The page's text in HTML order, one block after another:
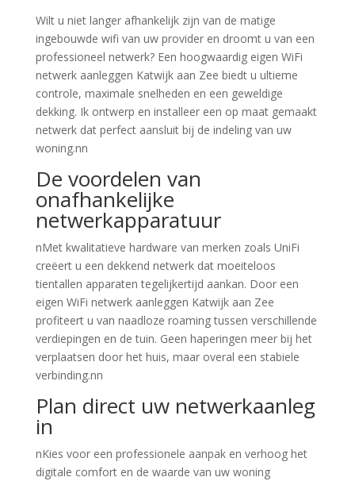
Wilt u niet langer afhankelijk zijn van de matige
ingebouwde wifi van uw provider en droomt u van een
professioneel netwerk? Een hoogwaardig eigen WiFi
netwerk aanleggen Katwijk aan Zee biedt u ultieme
controle, maximale snelheden en een geweldige
dekking. Ik ontwerp en installeer een op maat gemaakt
netwerk dat perfect aansluit bij de indeling van uw
woning.nn
De voordelen van
onafhankelijke
netwerkapparatuur
nMet kwalitatieve hardware van merken zoals UniFi
creëert u een dekkend netwerk dat moeiteloos
tientallen apparaten tegelijkertijd aankan. Door een
eigen WiFi netwerk aanleggen Katwijk aan Zee
profiteert u van naadloze roaming tussen verschillende
verdiepingen en de tuin. Geen haperingen meer bij het
verplaatsen door het huis, maar overal een stabiele
verbinding.nn
Plan direct uw netwerkaanleg
in
nKies voor een professionele aanpak en verhoog het
digitale comfort en de waarde van uw woning